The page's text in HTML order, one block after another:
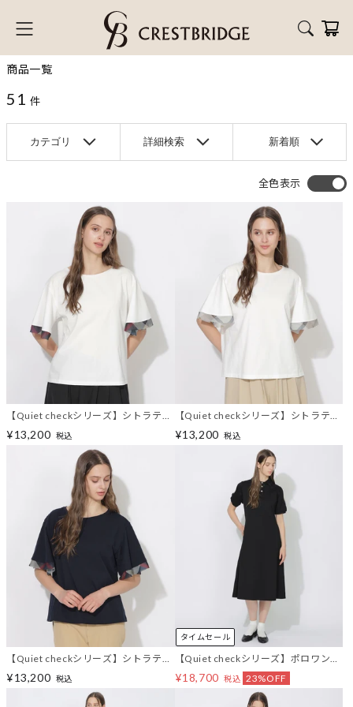
商品一覧
51 件
カテゴリ 詳細検索 新着順
全色表示
【Quiet checkシリーズ】シトラテッ
クハーフフレアスリーブT
¥13,200 税込
【Quiet checkシリーズ】シトラテッ
クハーフフレアスリーブT
¥13,200 税込
【Quiet checkシリーズ】シトラテッ
クハーフフレアスリーブT
¥13,200 税込
タイムセール
【Quiet checkシリーズ】ポロワンピ
ース
¥18,700 税込 23%OFF